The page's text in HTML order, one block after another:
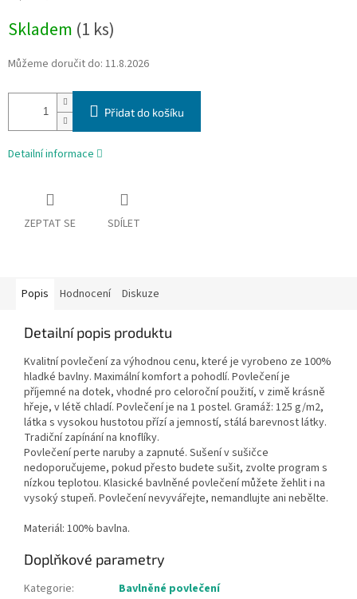
Skladem (1 ks)
Můžeme doručit do: 11.8.2026
Přidat do košíku
Detailní informace
ZEPTAT SE SDÍLET
Popis Hodnocení Diskuze
Detailní popis produktu
Kvalitní povlečení za výhodnou cenu, které je vyrobeno ze 100%
hladké bavlny. Maximální komfort a pohodlí. Povlečení je
příjemné na dotek, vhodné pro celoroční použití, v zimě krásně
hřeje, v létě chladí. Povlečení je na 1 postel. Gramáž: 125 g/m2,
látka s vysokou hustotou přízí a jemností, stálá barevnost látky.
Tradiční zapínání na knoflíky.
Povlečení perte naruby a zapnuté. Sušení v sušičce
nedoporučujeme, pokud přesto budete sušit, zvolte program s
nízkou teplotou. Klasické bavlněné povlečení můžete žehlit i na
vysoký stupeň. Povlečení nevyvářejte, nemandlujte ani nebělte.
Materiál: 100% bavlna.
Doplňkové parametry
Kategorie:
Bavlněné povlečení